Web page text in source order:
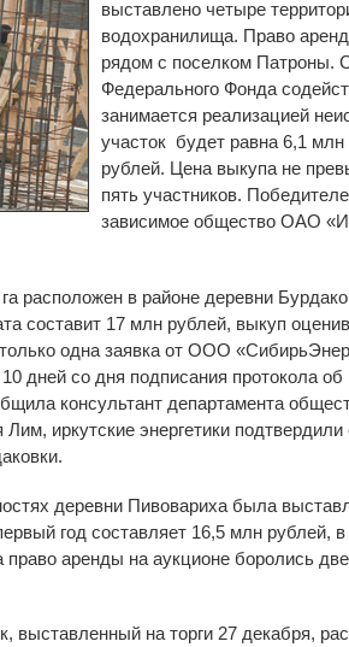
выставлено четыре
водохранилища. Право
рядом с поселком Патроны.
Федерального Фонда
занимается реализацией
участок будет равна 6,1
рублей. Цена выкупа не
пять участников.
зависимое общество ОАО
расположен в районе деревни
составит 17 млн рублей, выкуп
одна заявка от ООО
дней со дня подписания протокола
консультант департамента
иркутские энергетики
деревни Пивовариха была
год составляет 16,5 млн
аренды на аукционе боролись
выставленный на торги 27 декабря,